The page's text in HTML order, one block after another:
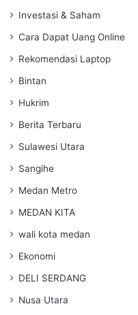
Investasi & Saham
Cara Dapat Uang Online
Rekomendasi Laptop
Bintan
Hukrim
Berita Terbaru
Sulawesi Utara
Sangihe
Medan Metro
MEDAN KITA
wali kota medan
Ekonomi
DELI SERDANG
Nusa Utara